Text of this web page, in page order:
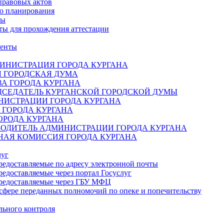
актов
планирования
для прохождения аттестации
ГОРОДА КУРГАНА
ГОРОДСКАЯ ДУМА
ГОРОДА КУРГАНА
КУРГАНСКОЙ ГОРОДСКОЙ ДУМЫ
ГОРОДА КУРГАНА
КУРГАНА
КУРГАНА
АДМИНИСТРАЦИИ ГОРОДА КУРГАНА
КОМИССИЯ ГОРОДА КУРГАНА
по адресу электронной почты
через портал Госуслуг
через ГБУ МФЦ
переданных полномочий по опеке и попечительству
контроля